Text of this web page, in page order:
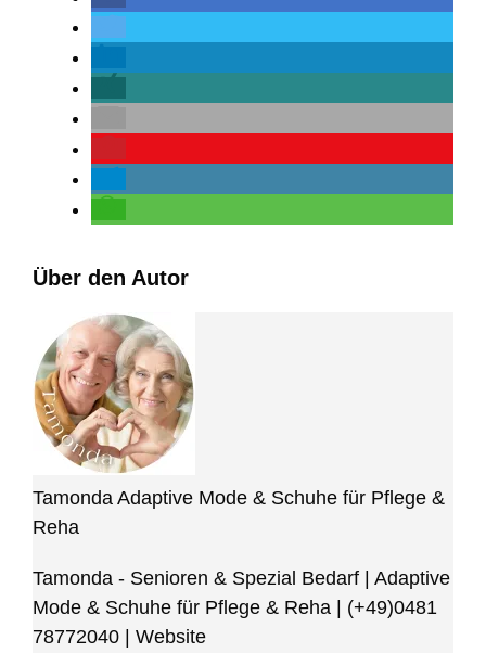
Über den Autor
Tamonda Adaptive Mode & Schuhe für Pflege &
Reha
Tamonda - Senioren & Spezial Bedarf | Adaptive
Mode & Schuhe für Pflege & Reha | (+49)0481
78772040 | Website